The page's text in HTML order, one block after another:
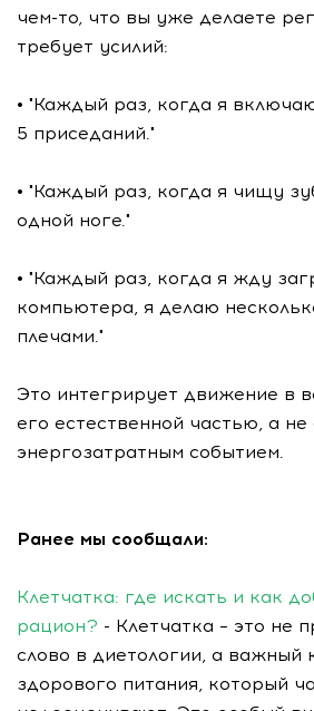
чем-то, что вы уже делаете
требует усилий:
• "Каждый раз, когда я
5 приседаний."
• "Каждый раз, когда я чищу
одной ноге."
• "Каждый раз, когда я жду
компьютера, я делаю
плечами."
Это интегрирует движение в
его естественной частью, а не
энергозатратным событием.
Ранее мы сообщали:
Клетчатка: где искать и как
рацион? - Клетчатка – это не
слово в диетологии, а важный
здорового питания, который